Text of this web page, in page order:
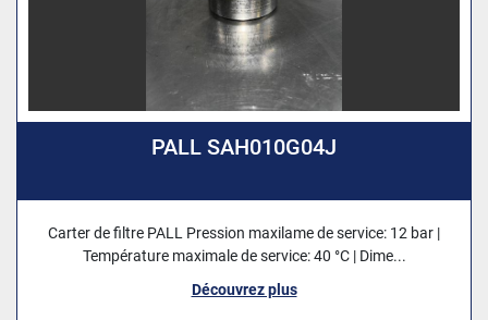
PALL SAH010G04J
Carter de filtre PALL Pression maxilame de service: 12 bar |
Température maximale de service: 40 °C | Dime...
Découvrez plus